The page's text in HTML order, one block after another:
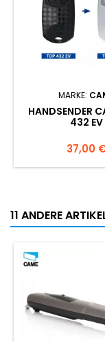
MARKE:
HANDSENDER
432 EV
Preis
37,00
11 ANDERE